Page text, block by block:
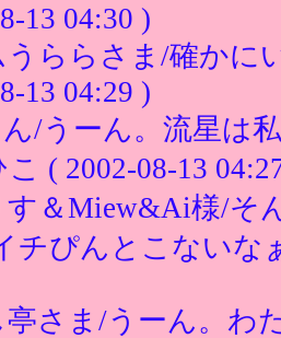
13 04:30 )
ららさま/確かに
13 04:29 )
/うーん。流星は
こ ( 2002-08-13
＆Miew&Ai様/そ
チぴんとこないな
さま/うーん。わ